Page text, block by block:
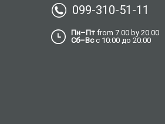
099-310-51-11
Пн–Пт from 7.00 by 20.00
Сб–Всс 10:00 до 20:00